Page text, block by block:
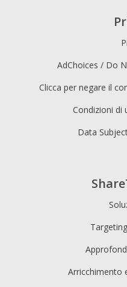
Arricchimento
AdChoices / Do
Clicca per negare il
Condizioni di
Data